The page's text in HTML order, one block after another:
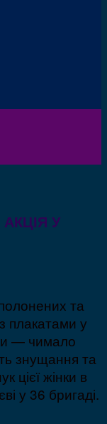
У
та
плакатами у
— чимало
знущання та
цієї жінки в
у 36 бригаді.